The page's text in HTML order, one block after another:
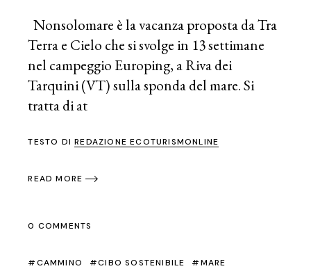
Nonsolomare è la vacanza proposta da Tra
Terra e Cielo che si svolge in 13 settimane
nel campeggio Europing, a Riva dei
Tarquini (VT) sulla sponda del mare. Si
tratta di at
TESTO DIREDAZIONE ECOTURISMONLINE
READ MORE
0 COMMENTS
CAMMINO CIBO SOSTENIBILE MARE